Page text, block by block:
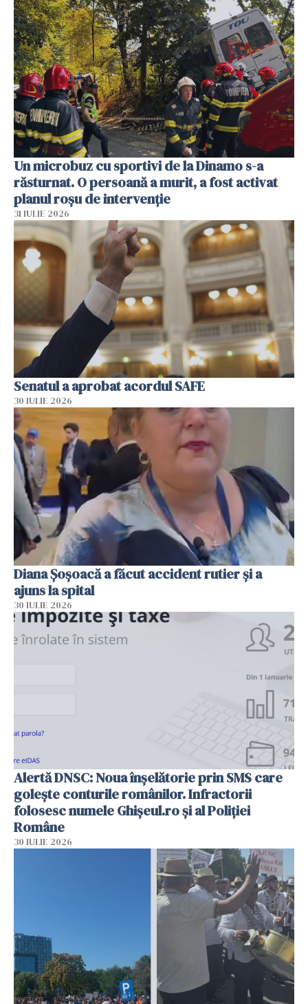
Un microbuz cu sportivi de la Dinamo s-a
răsturnat. O persoană a murit, a fost activat
planul roșu de intervenție
31 IULIE 2026
Senatul a aprobat acordul SAFE
30 IULIE 2026
Diana Șoșoacă a făcut accident rutier și a
ajuns la spital
30 IULIE 2026
Alertă DNSC: Noua înșelătorie prin SMS care
golește conturile românilor. Infractorii
folosesc numele Ghișeul.ro și al Poliției
Române
30 IULIE 2026